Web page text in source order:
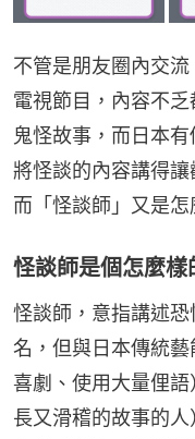
不管是朋友圈內交
電視節目，內容不
鬼怪故事，而日本
將怪談的內容講得讓
而「怪談師」又是怎
怪談師是個怎麼樣
怪談師，意指講述
名，但與日本傳統
喜劇、使用大量俚
長又滑稽的故事的